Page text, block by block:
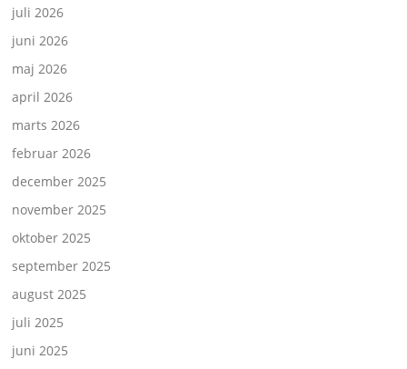
juli 2026
juni 2026
maj 2026
april 2026
marts 2026
februar 2026
december 2025
november 2025
oktober 2025
september 2025
august 2025
juli 2025
juni 2025